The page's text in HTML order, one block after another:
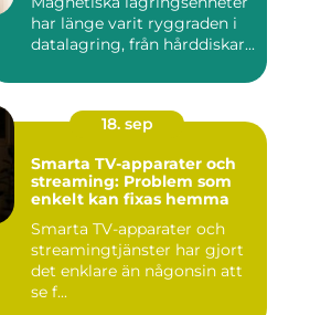
har länge varit ryggraden i
datalagring, från hårddiskar...
18. sep
Smarta TV-apparater och
streaming: Problem som
enkelt kan fixas hemma
Smarta TV-apparater och
streamingtjänster har gjort
det enklare än någonsin att
se f...